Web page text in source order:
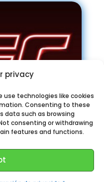
privacy
use technologies like cookies
Consenting to these
data such as browsing
consenting or withdrawing
features and functions.